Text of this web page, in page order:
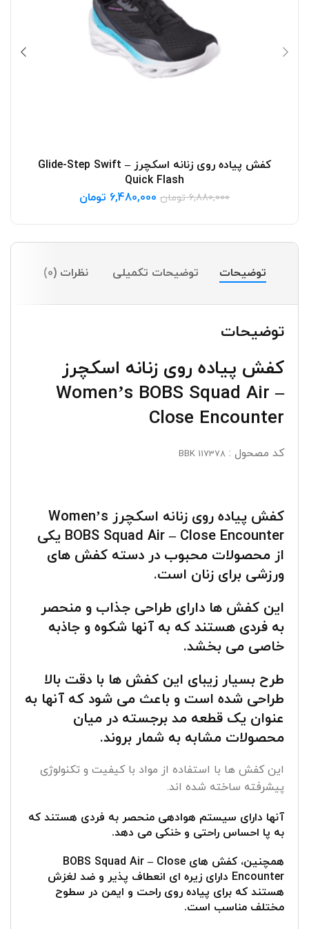
انتخاب گزینه هاکفش پیاده روی زنانه اسکچرز Glide-Step Swift –
Quick Flash
6,880,000 تومان 6,480,000 تومان
توضیحات توضیحات تکمیلی نظرات (0)
توضیحات
کفش پیاده روی زنانه اسکچرز
Women’s BOBS Squad Air –
Close Encounter
کد مصحول : 117378 BBK
کفش پیاده روی زنانه اسکچرز Women’s
BOBS Squad Air – Close Encounter یکی
از محصولات محبوب در دسته کفش های
ورزشی برای زنان است.
این کفش ها دارای طراحی جذاب و منحصر
به فردی هستند که به آنها شکوه و جاذبه
خاصی می بخشد.
طرح بسیار زیبای این کفش ها با دقت بالا
طراحی شده است و باعث می شود که آنها به
عنوان یک قطعه مد برجسته در میان
محصولات مشابه به شمار بروند.
این کفش ها با استفاده از مواد با کیفیت و تکنولوژی
پیشرفته ساخته شده اند.
آنها دارای سیستم هوادهی منحصر به فردی هستند که
به پا احساس راحتی و خنکی می دهد.
همچنین، کفش های BOBS Squad Air – Close
Encounter دارای زیره ای انعطاف پذیر و ضد لغزش
هستند که برای پیاده روی راحت و ایمن در سطوح
مختلف مناسب است.